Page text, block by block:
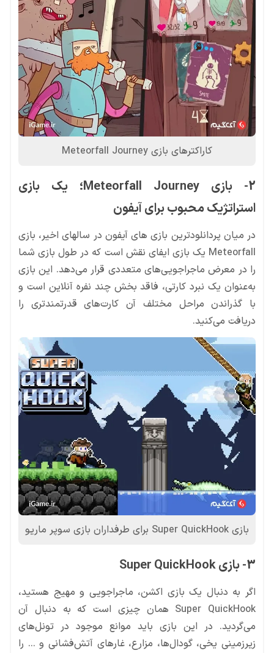
کاراکترهای بازی Meteorfall Journey
2- بازی Meteorfall Journey؛ یک بازی
استراتژیک محبوب برای آیفون
در میان پردانلودترین بازی های آیفون در سالهای اخیر، بازی
Meteorfall یک بازی ایفای نقش است که در طول بازی شما
را در معرض ماجراجویی‌های متعددی قرار می‌دهد. این بازی
به‌عنوان یک نبرد کارتی، فاقد بخش چند نفره آنلاین است و
با گذراندن مراحل مختلف آن کارت‌های قدرتمندتری را
دریافت می‌کنید.
بازی Super QuickHook برای طرفداران بازی سوپر ماریو
3- بازی Super QuickHook
اگر به دنبال یک بازی اکشن، ماجراجویی و مهیج هستید،
Super QuickHook همان چیزی است که به دنبال آن
می‌گردید. در این بازی باید موانع موجود در تونل‌های
زیرزمینی یخی، گودال‌ها، مزارع، غارهای آتش‌فشانی و … را